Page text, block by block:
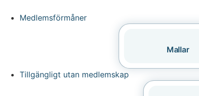
Medlemsförmåner
Mallar
Tillgängligt utan medlemskap